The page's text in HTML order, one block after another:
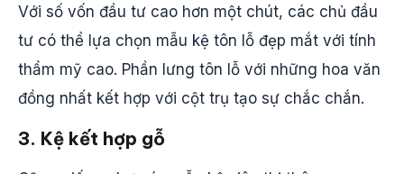
Với số vốn đầu tư cao hơn một chút, các chủ đầu
tư có thể lựa chọn mẫu kệ tôn lỗ đẹp mắt với tính
thẩm mỹ cao. Phần lưng tôn lỗ với những hoa văn
đồng nhất kết hợp với cột trụ tạo sự chắc chắn.
3. Kệ kết hợp gỗ